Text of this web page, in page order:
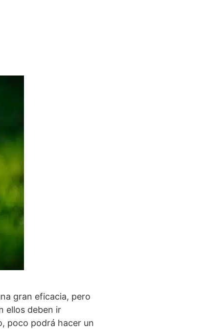
gran eficacia, pero
ellos deben ir
poco podrá hacer un